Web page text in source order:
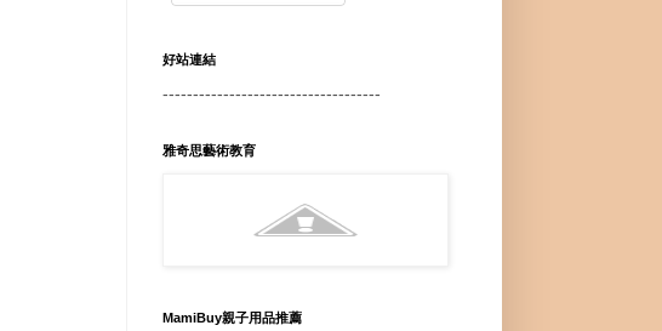
好站連結
------------------------------------
雅奇思藝術教育
MamiBuy親子用品推薦